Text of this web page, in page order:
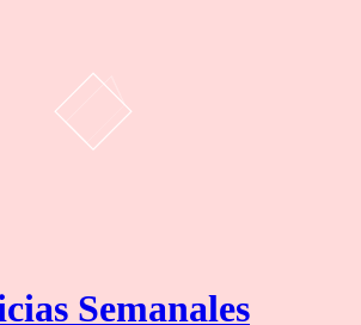
Semanales